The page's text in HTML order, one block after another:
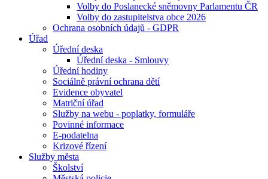
Volby do Poslanecké sněmovny Parlamentu ČR
Volby do zastupitelstva obce 2026
Ochrana osobních údajů - GDPR
Úřad
Úřední deska
Úřední deska - Smlouvy
Úřední hodiny
Sociálně právní ochrana dětí
Evidence obyvatel
Matriční úřad
Služby na webu - poplatky, formuláře
Povinné informace
E-podatelna
Krizové řízení
Služby města
Školství